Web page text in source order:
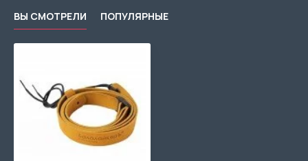
ВЫ СМОТРЕЛИ ПОПУЛЯРНЫЕ